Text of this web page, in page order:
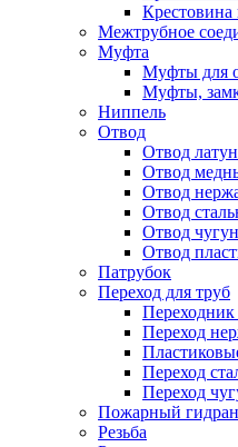
Крестовина
Межтрубное
Муфта
Муфты для
Муфты,
Ниппель
Отвод
Отвод
Отвод
Отвод
Отвод
Отвод
Отвод
Патрубок
Переход для труб
Переход
Переход
Переход
Пожарный
Резьба